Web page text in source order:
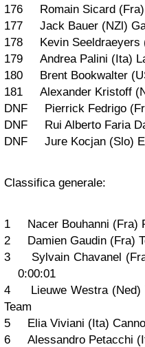
176 Romain Sicard (Fra)
177 Jack Bauer (NZl)
178 Kevin Seeldraeyers
179 Andrea Palini (Ita)
180 Brent Bookwalter
181 Alexander Kristoff
DNF Pierrick Fedrigo
DNF Rui Alberto Faria
DNF Jure Kocjan (Slo)
Classifica generale:
1 Nacer Bouhanni
2 Damien Gaudin (Fra)
3 Sylvain Chavanel
0:00:01
4 Lieuwe Westra (Ned)
Team
5 Elia Viviani (Ita)
6 Alessandro Petacchi